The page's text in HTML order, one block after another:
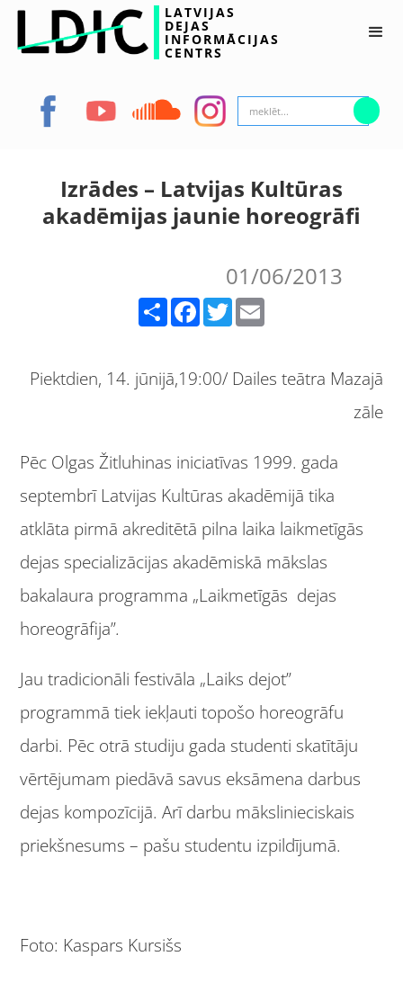
LATVIJAS
DEJAS
INFORMĀCIJAS
CENTRS
Izrādes – Latvijas Kultūras
akadēmijas jaunie horeogrāfi
01/06/2013
Facebook Twitter
Piektdien, 14. jūnijā,19:00/ Dailes teātra Mazajā
zāle
Pēc Olgas Žitluhinas iniciatīvas 1999. gada
septembrī Latvijas Kultūras akadēmijā tika
atklāta pirmā akreditētā pilna laika laikmetīgās
dejas specializācijas akadēmiskā mākslas
bakalaura programma „Laikmetīgās dejas
horeogrāfija”.
Jau tradicionāli festivāla „Laiks dejot”
programmā tiek iekļauti topošo horeogrāfu
darbi. Pēc otrā studiju gada studenti skatītāju
vērtējumam piedāvā savus eksāmena darbus
dejas kompozīcijā. Arī darbu mākslinieciskais
priekšnesums – pašu studentu izpildījumā.
Foto: Kaspars Kursišs